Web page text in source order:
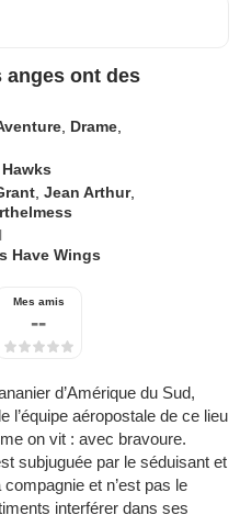
anges ont des
Drame
,Jean Arthur,
Have Wings
Mes amis
--
d’Amérique du Sud,
l’équipe aéropostale de ce lieu
on vit : avec bravoure.
subjuguée par le séduisant et
et n’est pas le
interférer dans ses